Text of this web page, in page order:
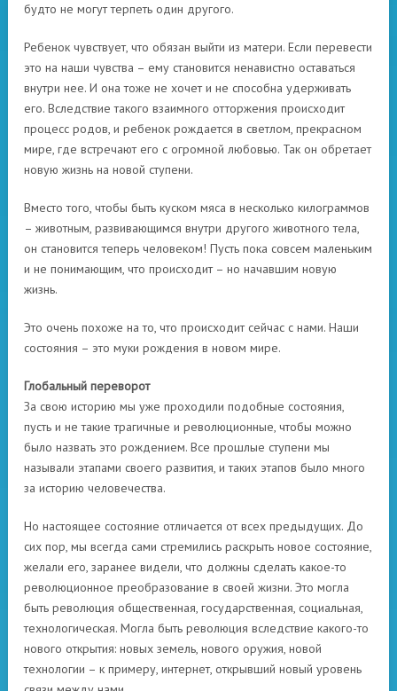
будто не могут терпеть один другого.
Ребенок чувствует, что обязан выйти из матери. Если перевести
это на наши чувства – ему становится ненавистно оставаться
внутри нее. И она тоже не хочет и не способна удерживать
его. Вследствие такого взаимного отторжения происходит
процесс родов, и ребенок рождается в светлом, прекрасном
мире, где встречают его с огромной любовью. Так он обретает
новую жизнь на новой ступени.
Вместо того, чтобы быть куском мяса в несколько килограммов
– животным, развивающимся внутри другого животного тела,
он становится теперь человеком! Пусть пока совсем маленьким
и не понимающим, что происходит – но начавшим новую
жизнь.
Это очень похоже на то, что происходит сейчас с нами. Наши
состояния – это муки рождения в новом мире.
Глобальный переворот
За свою историю мы уже проходили подобные состояния,
пусть и не такие трагичные и революционные, чтобы можно
было назвать это рождением. Все прошлые ступени мы
называли этапами своего развития, и таких этапов было много
за историю человечества.
Но настоящее состояние отличается от всех предыдущих. До
сих пор, мы всегда сами стремились раскрыть новое состояние,
желали его, заранее видели, что должны сделать какое-то
революционное преобразование в своей жизни. Это могла
быть революция общественная, государственная, социальная,
технологическая. Могла быть революция вследствие какого-то
нового открытия: новых земель, нового оружия, новой
технологии – к примеру, интернет, открывший новый уровень